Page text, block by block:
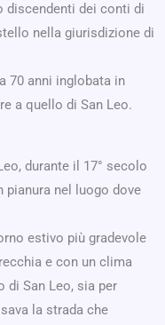
discendenti dei conti di
nella giurisdizione di
70 anni inglobata in
a quello di San Leo.
durante il 17° secolo
nel luogo dove
estivo più gradevole
e con un clima
di San Leo, sia per
la strada che